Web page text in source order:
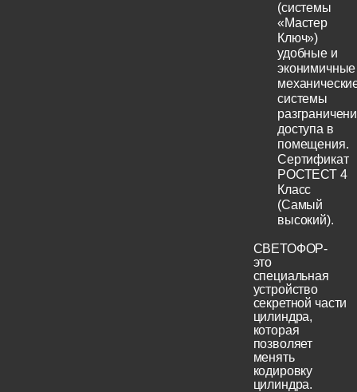
(системы
«Мастер
Ключ»)
удобные и
эконимичные
системы
доступа в
помещения.
Сертификат
РОСТЕСТ 4
Класс
(Самый
высокий).
СВЕТОФОР-
это
специальная
устройство
секретной части
цилиндра,
которая
позволяет
менять
кодировку
цилиндра.